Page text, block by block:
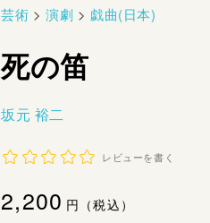
芸術 >演劇 > 戯曲(日本)
死の笛
坂元 裕二
レビューを書く
通
2,200円（税込）